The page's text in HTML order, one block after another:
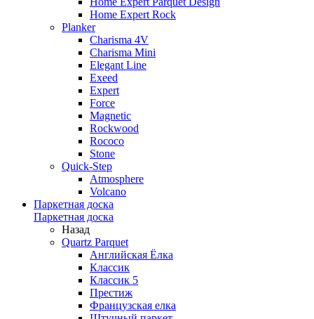
Home Expert Rock
Planker
Charisma 4V
Charisma Mini
Elegant Line
Exeed
Expert
Force
Magnetic
Rockwood
Rococo
Stone
Quick-Step
Atmosphere
Volcano
Паркетная доска
Паркетная доска
Назад
Quartz Parquet
Английская Ёлка
Классик
Классик 5
Престиж
Французская елка